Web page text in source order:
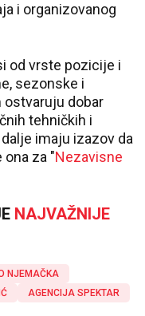
i organizovanog
od vrste pozicije i
sezonske i
dobar
tehničkih i
imaju izazov da
ona za "Nezavisne
NAJVAŽNIJE
NJEMAČKA
AGENCIJA SPEKTAR